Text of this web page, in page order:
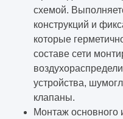
схемой.
конструкций и
которые
составе сети
устройства,
клапаны.
Монтаж основного